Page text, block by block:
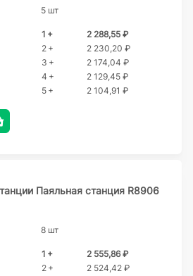
5 шт
1 +
2 288,55 ₽
2 +
2 230,20 ₽
3 +
2 174,04 ₽
4 +
2 129,45 ₽
5 +
2 104,91 ₽
Паяльная станция R8906
8 шт
1 +
2 555,86 ₽
2 +
2 524,42 ₽